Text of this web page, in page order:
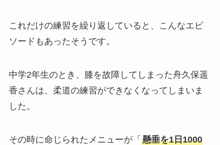
これだけの練習を繰り返していると、こんなエピ
ソードもあったそうです。
中学2年生のとき、膝を故障してしまった舟久保遥
香さんは、柔道の練習ができなくなってしまいま
した。
その時に命じられたメニューが「 懸垂を1日1000